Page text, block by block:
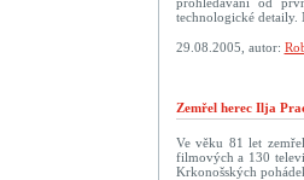
technologické detaily.
29.08.2005, autor:
Zemřel herec Ilja
Ve věku 81 let
filmových a 130
Krkonošských